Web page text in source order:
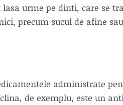
urme pe dinti, care se
precum sucul de afine
administrate
de exemplu, este un